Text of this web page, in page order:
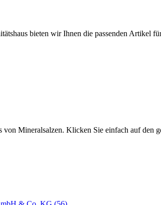
bieten wir Ihnen die passenden Artikel
Mineralsalzen. Klicken Sie einfach auf den